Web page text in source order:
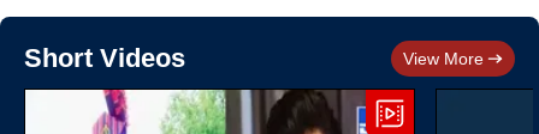
Short Videos View More